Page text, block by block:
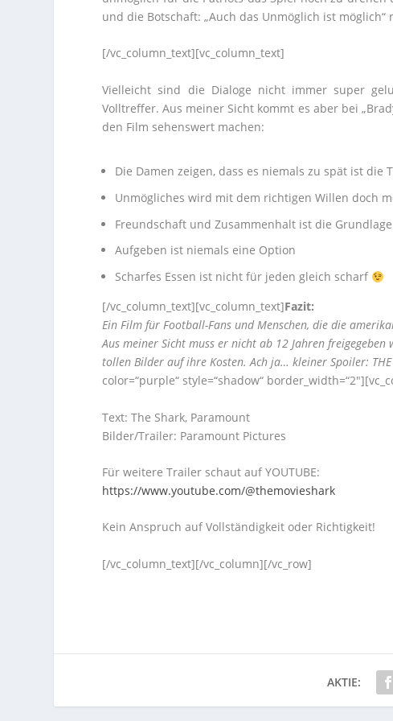
und die Botschaft: „Auch das Unmöglich ist
[/vc_column_text][vc_column_text]
Vielleicht sind die Dialoge nicht immer super
Volltreffer. Aus meiner Sicht kommt es aber bei
den Film sehenswert machen:
Die Damen zeigen, dass es niemals zu spät ist die
Unmögliches wird mit dem richtigen Willen doch
Freundschaft und Zusammenhalt ist die
Aufgeben ist niemals eine Option
Scharfes Essen ist nicht für jeden gleich scharf
[/vc_column_text][vc_column_text]Fazit:
Ein Film für Football-Fans und Menschen, die die
Aus meiner Sicht muss er nicht ab 12 Jahren
tollen Bilder auf ihre Kosten. Ach ja… kleiner Spoiler:
color=“purple“ style=“shadow“
Text: The Shark, Paramount
Bilder/Trailer: Paramount Pictures
Für weitere Trailer schaut auf YOUTUBE:
https://www.youtube.com/@themovieshark
Kein Anspruch auf Vollständigkeit oder Richtigkeit!
[/vc_column_text][/vc_column][/vc_row]
AKTIE: